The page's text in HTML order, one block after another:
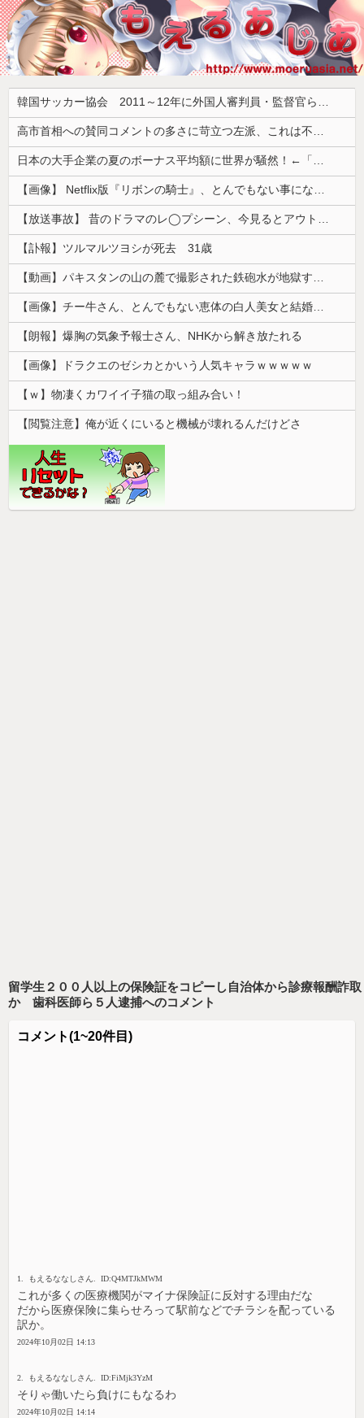
韓国サッカー協会 2011～12年に外国人審判員・監督官ら10数人を性接待（W杯予選、五輪予選が含まれる）国会議員が事実確認
高市首相への賛同コメントの多さに苛立つ左派、これは不正工作に違いない！と確信してしまった結果……
日本の大手企業の夏のボーナス平均額に世界が騒然！←「一部のエリートの話でしょ？」（海外の反応）
【画像】 Netflix版『リボンの騎士』、とんでもない事になるｗｗｗｗｗ
【放送事故】 昔のドラマのレ◯プシーン、今見るとアウトすぎる・・・
【訃報】ツルマルツヨシが死去 31歳
【動画】パキスタンの山の麓で撮影された鉄砲水が地獄すぎる。
【画像】チー牛さん、とんでもない恵体の白人美女と結婚してしまうｗｗｗｗｗｗｗｗ 【Pickup06072008】
【朗報】爆胸の気象予報士さん、NHKから解き放たれる
【画像】ドラクエのゼシカとかいう人気キャラｗｗｗｗｗ
【ｗ】物凄くカワイイ子猫の取っ組み合い！
【閲覧注意】俺が近くにいると機械が壊れるんだけどさ
留学生２００人以上の保険証をコピーし自治体から診療報酬詐取
か 歯科医師ら５人逮捕へのコメント
コメント(1~20件目)
1. もえるななしさん. ID:Q4MTJkMWM
これが多くの医療機関がマイナ保険証に反対する理由だな
だから医療保険に集らせろって駅前などでチラシを配っている
訳か。
2024年10月02日 14:13
2. もえるななしさん. ID:FiMjk3YzM
そりゃ働いたら負けにもなるわ
2024年10月02日 14:14